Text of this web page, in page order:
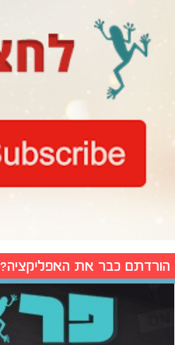
הורדתם כבר את האפליקציה?